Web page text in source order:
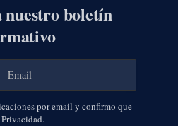
nuestro boletín
por email y confirmo que